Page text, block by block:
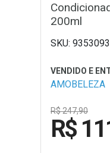
200ml
AMOBELEZA
R$ 247,90
R$